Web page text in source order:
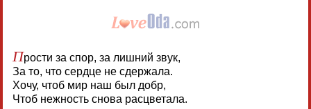
Прости за спор, за лишний звук,
За то, что сердце не сдержала.
Хочу, чтоб мир наш был добр,
Чтоб нежность снова расцветала.